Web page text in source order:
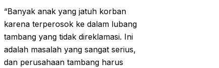
“Banyak anak yang jatuh korban
karena terperosok ke dalam lubang
tambang yang tidak direklamasi. Ini
adalah masalah yang sangat serius,
dan perusahaan tambang harus